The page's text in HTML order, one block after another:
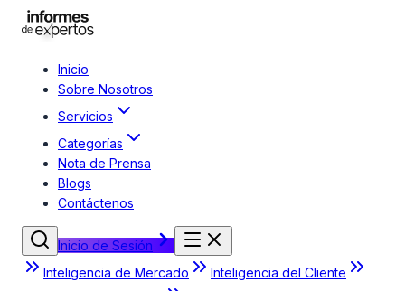
Inicio
Sobre Nosotros
Servicios
Categorías
Nota de Prensa
Blogs
Contáctenos
Inicio de Sesión
Inteligencia de Mercado
Inteligencia del Cliente